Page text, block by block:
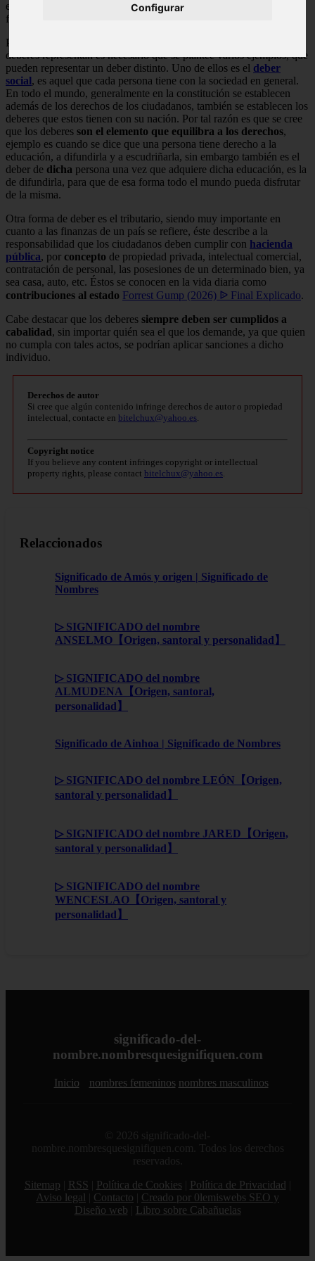
Configurar
etnia, religión, edad, etc. de esta forma se garantiza que todo
funcione de forma eficiente y en paz.
Para
deberes representan es necesario que se plantee varios ejemplos, que
pueden representar un deber distinto. Uno de ellos es el deber
social, es aquel que cada persona tiene con la sociedad en general.
En todo el mundo, generalmente en la constitución se establecen
además de los derechos de los ciudadanos, también se establecen los
deberes que estos tienen con su nación. Por tal razón es que se cree
que los deberes son el elemento que equilibra a los derechos,
ejemplo es cuando se dice que una persona tiene derecho a la
educación, a difundirla y a escudriñarla, sin embargo también es el
deber de dicha persona una vez que adquiere dicha educación, es la
de difundirla, para que de esa forma todo el mundo pueda disfrutar
de la misma.
Otra forma de deber es el tributario, siendo muy importante en
cuanto a las finanzas de un país se refiere, éste describe a la
responsabilidad que los ciudadanos deben cumplir con hacienda
pública, por concepto de propiedad privada, intelectual comercial,
contratación de personal, las posesiones de un determinado bien, ya
sea casa, auto, etc. Éstos se conocen en la vida diaria como
contribuciones al estado Forrest Gump (2026) ᐉ Final Explicado.
Cabe destacar que los deberes siempre deben ser cumplidos a
cabalidad, sin importar quién sea el que los demande, ya que quien
no cumpla con tales actos, se podrían aplicar sanciones a dicho
individuo.
Derechos de autor
Si cree que algún contenido infringe derechos de autor o propiedad
intelectual, contacte en bitelchux@yahoo.es
Copyright notice
If you believe any content infringes copyright or intellectual
property rights, please contact bitelchux@yahoo.es
Relaccionados
Significado de Amós y origen | Significado de
Nombres
▷ SIGNIFICADO del nombre
ANSELMO【Origen, santoral y personalidad】
▷ SIGNIFICADO del nombre
ALMUDENA【Origen, santoral,
personalidad】
Significado de Ainhoa | Significado de Nombres
▷ SIGNIFICADO del nombre LEÓN【Origen,
santoral y personalidad】
▷ SIGNIFICADO del nombre JARED【Origen,
santoral y personalidad】
▷ SIGNIFICADO del nombre
WENCESLAO【Origen, santoral y
personalidad】
significado-del-
nombre.nombresquesignifiquen.com
Inicio nombres femeninos nombres masculinos
© 2026 significado-del-
nombre.nombresquesignifiquen.com. Todos los derechos
reservados.
Sitemap
RSS Política de Cookies Política de Privacidad
Aviso legal
Contacto
Creado por 0lemiswebs SEO y
Diseño web
Libro sobre Cabañuelas